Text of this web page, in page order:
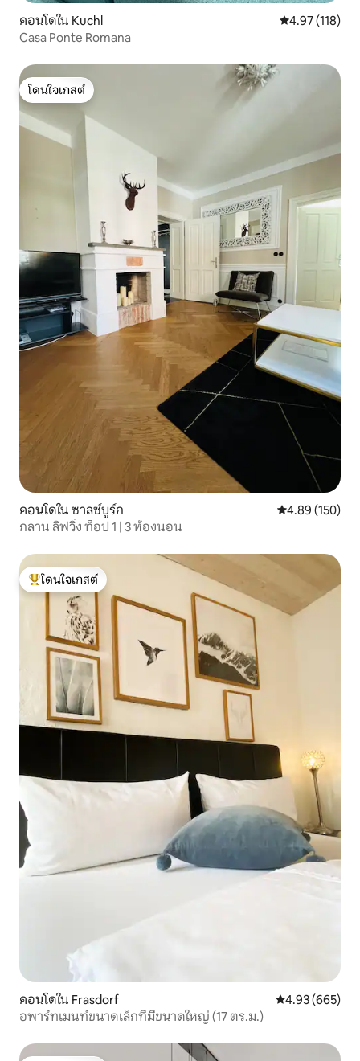
คอนโดใน Kuchl คะแนนเฉลี่ย
4.97 (118)
Casa Ponte Romana
โดนใจเกสต์
โดนใจเกสต์
คอนโดใน ซาลซ์บูร์ก คะแนนเฉลี่ย
4.89 (150)
กลาน ลิฟวิ่ง ท็อป 1 | 3 ห้องนอน
โดนใจเกสต์ที่สุด
โดนใจเกสต์
คอนโดใน Frasdorf คะแนนเฉลี่ย
4.93 (665)
อพาร์ทเมนท์ขนาดเล็กที่มีขนาดใหญ่ (17 ตร.ม.)